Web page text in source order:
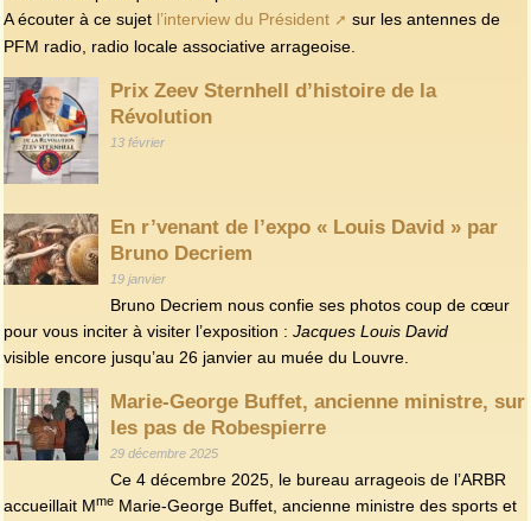
A écouter à ce sujet l’interview du Président
sur les antennes de
PFM radio, radio locale associative arrageoise.
Prix Zeev Sternhell d’histoire de la
Révolution
13 février
En r’venant de l’expo « Louis David » par
Bruno Decriem
19 janvier
Bruno Decriem nous confie ses photos coup de cœur
pour vous inciter à visiter l’exposition : Jacques Louis David
visible encore jusqu’au 26 janvier au muée du Louvre.
Marie-George Buffet, ancienne ministre, sur
les pas de Robespierre
29 décembre 2025
Ce 4 décembre 2025, le bureau arrageois de l’ARBR
accueillait Mme Marie-George Buffet, ancienne ministre des sports et